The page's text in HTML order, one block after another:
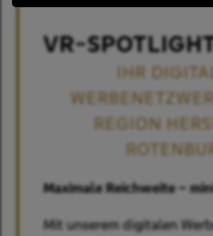
VR-
IHR
REGION
Maximale Reichweite –
Mit unserem digitalen